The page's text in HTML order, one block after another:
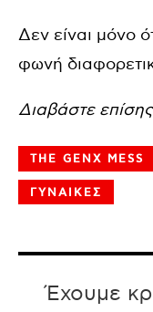
Δεν είναι μόνο
φωνή
Διαβάστε
THE GENX MESS
ΓΥΝΑΙΚΕΣ
Έχουμε